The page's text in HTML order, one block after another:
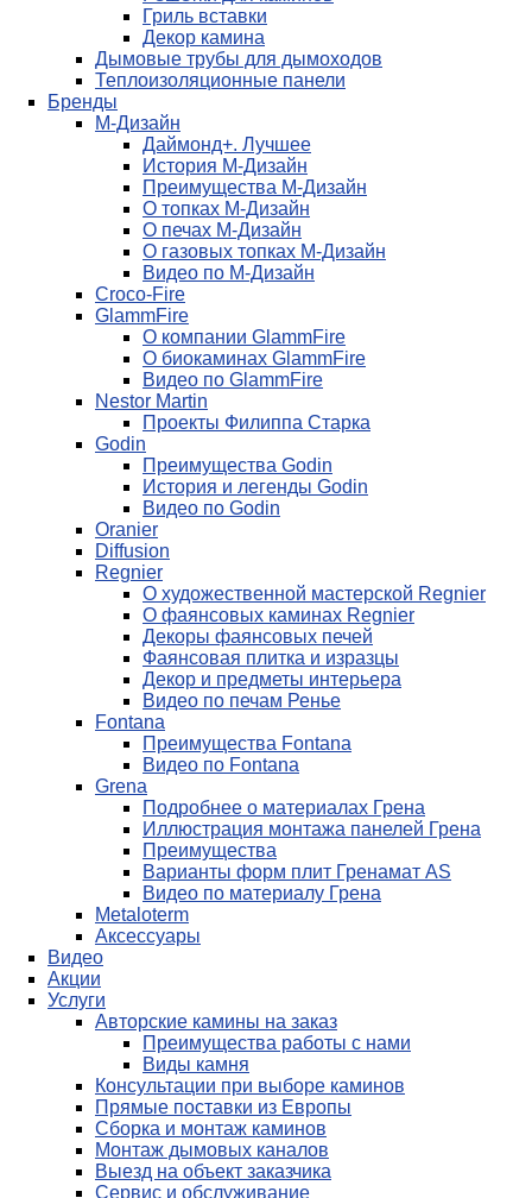
Гриль вставки
Декор камина
Дымовые трубы для дымоходов
Теплоизоляционные панели
Бренды
М-Дизайн
Даймонд+. Лучшее
История М-Дизайн
Преимущества М-Дизайн
О топках М-Дизайн
О печах М-Дизайн
О газовых топках М-Дизайн
Видео по М-Дизайн
Croco-Fire
GlammFire
О компании GlammFire
О биокаминах GlammFire
Видео по GlammFire
Nestor Martin
Проекты Филиппа Старка
Godin
Преимущества Godin
История и легенды Godin
Видео по Godin
Oranier
Diffusion
Regnier
О художественной мастерской Regnier
О фаянсовых каминах Regnier
Декоры фаянсовых печей
Фаянсовая плитка и изразцы
Декор и предметы интерьера
Видео по печам Ренье
Fontana
Преимущества Fontana
Видео по Fontana
Grena
Подробнее о материалах Грена
Иллюстрация монтажа панелей Грена
Преимущества
Варианты форм плит Гренамат AS
Видео по материалу Грена
Metaloterm
Аксессуары
Видео
Акции
Услуги
Авторские камины на заказ
Преимущества работы с нами
Виды камня
Консультации при выборе каминов
Прямые поставки из Европы
Сборка и монтаж каминов
Монтаж дымовых каналов
Выезд на объект заказчика
Сервис и обслуживание